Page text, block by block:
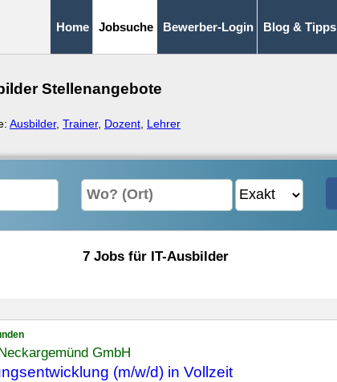
Home Jobsuche Bewerber-Login Blog & Tipps
Stellenangebote
Ausbilder, Trainer, Dozent Lehrer
7 Jobs für IT-Ausbilder
GmbH
(m/w/d) in Vollzeit